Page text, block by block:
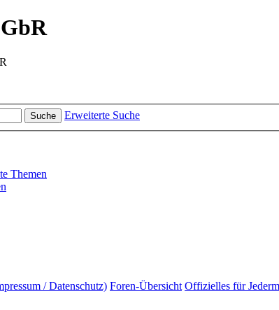
Suche Erweiterte Suche
Themen
/ Datenschutz) Foren-Übersicht Offizielles für